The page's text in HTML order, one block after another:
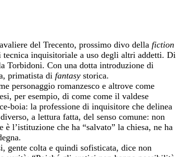
del Trecento, prossimo divo della fiction
tecnica inquisitoriale a uso degli altri addetti. Di
Torbidoni. Con una dotta introduzione di
primatista di fantasy storica.
personaggio romanzesco e altrove come
per esempio, di come come il valdese
boia: la professione di inquisitore che delinea
a lettura fatta, del senso comune: non
l’istituzione che ha “salvato” la chiesa, ne ha
gente colta e quindi sofisticata, dice non